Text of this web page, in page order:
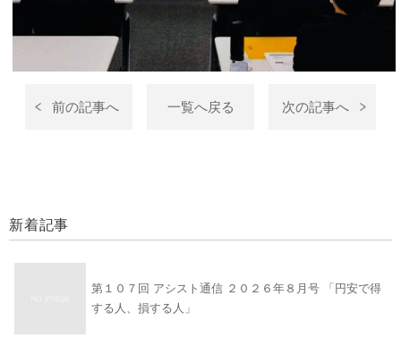
前の記事へ 一覧へ戻る 次の記事へ
新着記事
第１０７回 アシスト通信 ２０２６年８月号 「円安で得
する人、損する人」